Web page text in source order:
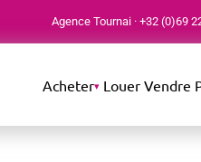
Agence Tournai· +32 (0)69
Acheter Louer Vendre